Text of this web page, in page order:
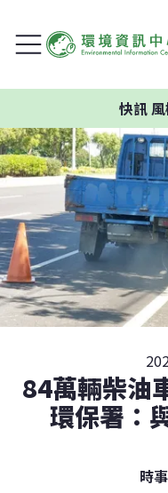
快訊風機
84萬輛柴油
環保署：
時